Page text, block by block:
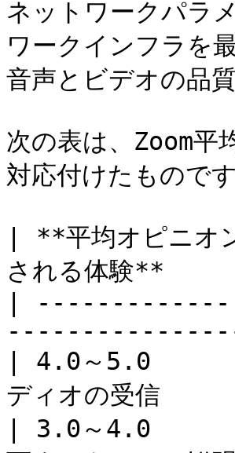
ネットワークパラ
ワークインフラを
音声とビデオの品
次の表は、Zoom平
対応付けたものです
| **平均オピニ
される体験
|
| 4.0～5.0
ディオの受
| 3.0～4.0